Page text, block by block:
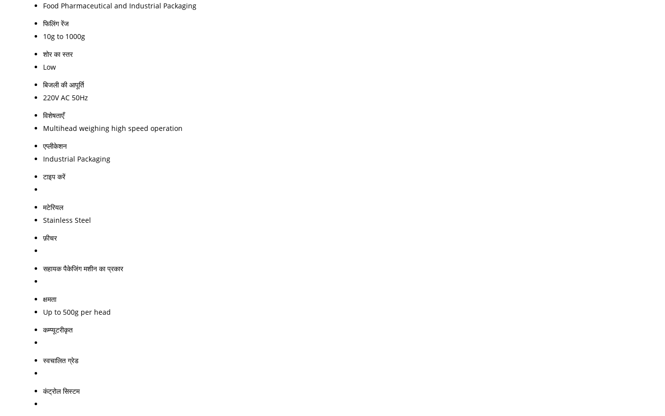
Food Pharmaceutical and Industrial Packaging
फिलिंग रेंज
10g to 1000g
शोर का स्तर
Low
बिजली की आपूर्ति
220V AC 50Hz
विशेषताएँ
Multihead weighing high speed operation
एप्लीकेशन
Industrial Packaging
टाइप करें
मटेरियल
Stainless Steel
फ़ीचर
सहायक पैकेजिंग मशीन का प्रकार
क्षमता
Up to 500g per head
कम्प्यूटरीकृत
स्वचालित ग्रेड
कंट्रोल सिस्टम